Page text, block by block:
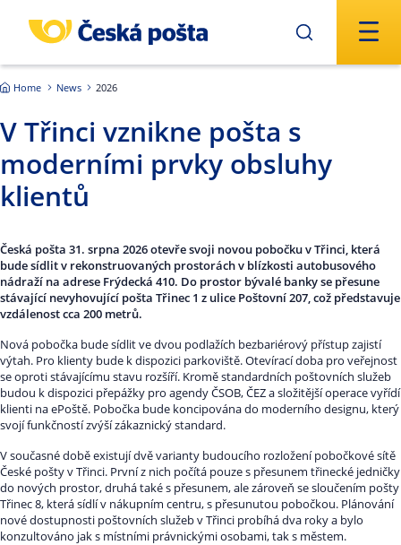
Home News 2026
V Třinci vznikne pošta s
moderními prvky obsluhy
klientů
Česká pošta 31. srpna 2026 otevře svoji novou pobočku v Třinci, která
bude sídlit v rekonstruovaných prostorách v blízkosti autobusového
nádraží na adrese Frýdecká 410. Do prostor bývalé banky se přesune
stávající nevyhovující pošta Třinec 1 z ulice Poštovní 207, což představuje
vzdálenost cca 200 metrů.
Nová pobočka bude sídlit ve dvou podlažích bezbariérový přístup zajistí
výtah. Pro klienty bude k dispozici parkoviště. Otevírací doba pro veřejnost
se oproti stávajícímu stavu rozšíří. Kromě standardních poštovních služeb
budou k dispozici přepážky pro agendy ČSOB, ČEZ a složitější operace vyřídí
klienti na ePoště. Pobočka bude koncipována do moderního designu, který
svojí funkčností zvýší zákaznický standard.
V současné době existují dvě varianty budoucího rozložení pobočkové sítě
České pošty v Třinci. První z nich počítá pouze s přesunem třinecké jedničky
do nových prostor, druhá také s přesunem, ale zároveň se sloučením pošty
Třinec 8, která sídlí v nákupním centru, s přesunutou pobočkou. Plánování
nové dostupnosti poštovních služeb v Třinci probíhá dva roky a bylo
konzultováno jak s místními právnickými osobami, tak s městem.